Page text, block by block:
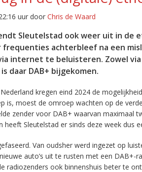
uur door Chris de Waard
Sleutelstad ook weer uit in
frequenties achterbleef na een
internet te beluisteren. Zowel
daar DAB+ bijgekomen.
kregen eind 2024 de
is, moest de omroep wachten op de
zender voor DAB+ waarvan maximaal
heeft Sleutelstad er sinds deze week dus
Van oudsher werd ingezet op
auto’s uit te rusten met een
radiozenders ook binnenshuis beter te